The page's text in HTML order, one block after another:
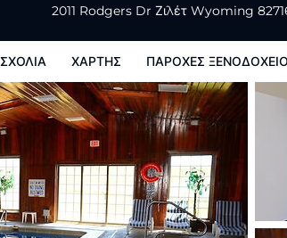
2011 Rodgers Dr Ζιλέτ Wyoming
ΣΧΌΛΙΑ ΧΆΡΤΗΣ ΠΑΡΟΧΕΣ